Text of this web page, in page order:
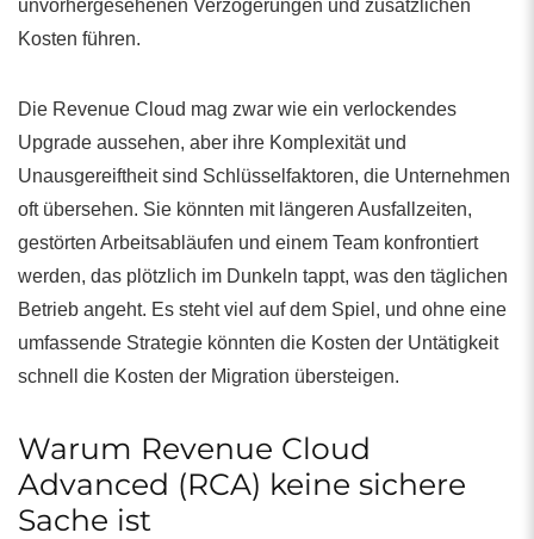
unvorhergesehenen Verzögerungen und zusätzlichen
Kosten führen.
Die Revenue Cloud mag zwar wie ein verlockendes
Upgrade aussehen, aber ihre Komplexität und
Unausgereiftheit sind Schlüsselfaktoren, die Unternehmen
oft übersehen. Sie könnten mit längeren Ausfallzeiten,
gestörten Arbeitsabläufen und einem Team konfrontiert
werden, das plötzlich im Dunkeln tappt, was den täglichen
Betrieb angeht. Es steht viel auf dem Spiel, und ohne eine
umfassende Strategie könnten die Kosten der Untätigkeit
schnell die Kosten der Migration übersteigen.
Warum Revenue Cloud
Advanced (RCA) keine sichere
Sache ist